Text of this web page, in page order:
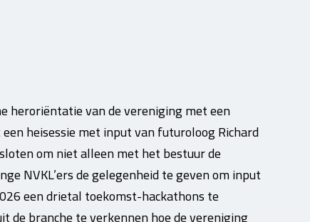
heroriëntatie van de vereniging met een
heisessie met input van futuroloog Richard
om niet alleen met het bestuur de
NVKL’ers de gelegenheid te geven om input
een drietal toekomst-hackathons te
de branche te verkennen hoe de vereniging